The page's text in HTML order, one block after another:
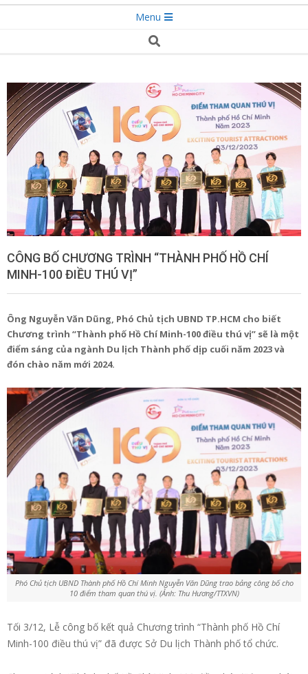
Menu
Search
CÔNG BỐ CHƯƠNG TRÌNH “THÀNH PHỐ HỒ CHÍ
MINH-100 ĐIỀU THÚ VỊ”
Ông Nguyễn Văn Dũng, Phó Chủ tịch UBND TP.HCM cho biết
Chương trình “Thành phố Hồ Chí Minh-100 điều thú vị” sẽ là một
điểm sáng của ngành Du lịch Thành phố dịp cuối năm 2023 và
đón chào năm mới 2024.
Phó Chủ tịch UBND Thành phố Hồ Chí Minh Nguyễn Văn Dũng trao bảng công bố cho
10 điểm tham quan thú vị. (Ảnh: Thu Hương/TTXVN)
Tối 3/12, Lễ công bố kết quả Chương trình “Thành phố Hồ Chí
Minh-100 điều thú vị” đã được Sở Du lịch Thành phố tổ chức.